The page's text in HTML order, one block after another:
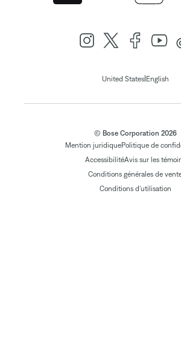
United States| English
© Bose Corporation 2026
Mention juridiquePolitique de
AccessibilitéAvis sur les
Conditions générales de
Conditions d'utilisation